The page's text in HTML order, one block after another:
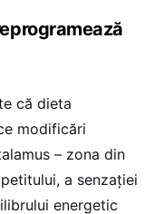
că dieta
modificări
– zona din
a senzației
energetic